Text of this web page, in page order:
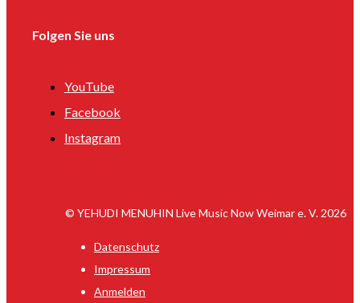
Folgen Sie uns
YouTube
Facebook
Instagram
© YEHUDI MENUHIN Live Music Now Weimar e. V. 2026
Datenschutz
Impressum
Anmelden